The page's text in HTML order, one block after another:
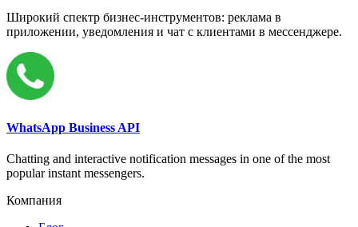
Широкий спектр бизнес-инструментов: реклама в
приложении, уведомления и чат с клиентами в мессенджере.
WhatsApp Business API
Chatting and interactive notification messages in one of the most
popular instant messengers.
Компания